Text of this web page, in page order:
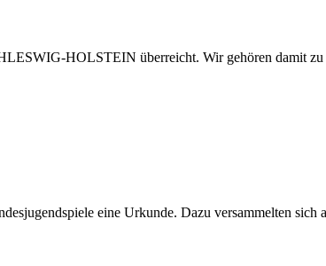
HOLSTEIN überreicht. Wir gehören damit zu
eine Urkunde. Dazu versammelten